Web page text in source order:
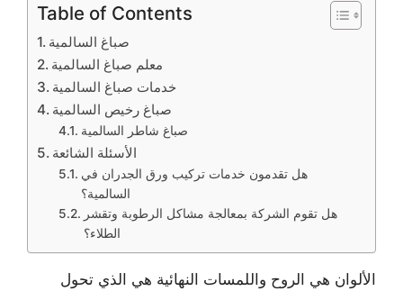
Table of Contents
​صباغ السالمية
​معلم صباغ السالمية
​خدمات صباغ السالمية
​صباغ رخيص السالمية
​صباغ شاطر السالمية
الأسئلة الشائعة
هل تقدمون خدمات تركيب ورق الجدران في
السالمية؟
هل تقوم الشركة بمعالجة مشاكل الرطوبة وتقشر
الطلاء؟
​الألوان هي الروح واللمسات النهائية هي الذي تحول